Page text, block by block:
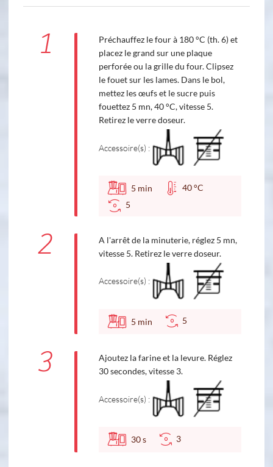
1
Préchauffez le four à 180 °C (th. 6) et
placez le grand sur une plaque
perforée ou la grille du four. Clipsez
le fouet sur les lames. Dans le bol,
mettez les œufs et le sucre puis
fouettez 5 mn, 40 °C, vitesse 5.
Retirez le verre doseur.
Accessoire(s) :
5 min
40 °C
5
2
A l'arrêt de la minuterie, réglez 5 mn,
vitesse 5. Retirez le verre doseur.
Accessoire(s) :
5 min 5
3
Ajoutez la farine et la levure. Réglez
30 secondes, vitesse 3.
Accessoire(s) :
30s 3